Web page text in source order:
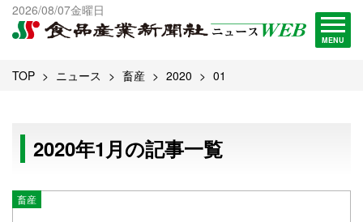
2026/08/07金曜日
MENU
出版物一覧へ
試読・購読申し込み
TOP ニュース 畜産 2020 01
2020年1月の記事一覧
畜産